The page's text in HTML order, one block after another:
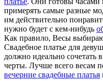
примерять самые разные
им действительно
нужно будет с кем-нибудь
Как правило, Весы
Свадебное платье для
должно идеально сочетать
черты. Лучше всего весам
вечерние свадебные платья